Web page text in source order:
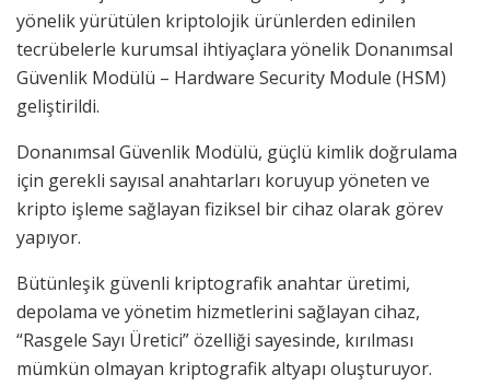
yönelik yürütülen kriptolojik ürünlerden edinilen
tecrübelerle kurumsal ihtiyaçlara yönelik Donanımsal
Güvenlik Modülü – Hardware Security Module (HSM)
geliştirildi.
Donanımsal Güvenlik Modülü, güçlü kimlik doğrulama
için gerekli sayısal anahtarları koruyup yöneten ve
kripto işleme sağlayan fiziksel bir cihaz olarak görev
yapıyor.
Bütünleşik güvenli kriptografik anahtar üretimi,
depolama ve yönetim hizmetlerini sağlayan cihaz,
“Rasgele Sayı Üretici” özelliği sayesinde, kırılması
mümkün olmayan kriptografik altyapı oluşturuyor.